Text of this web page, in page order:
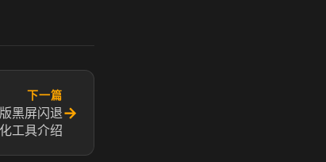
下一篇
黑屏闪退
工具介绍
→